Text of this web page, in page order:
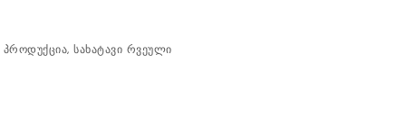
პროდუქცია,სახატავი რვეული